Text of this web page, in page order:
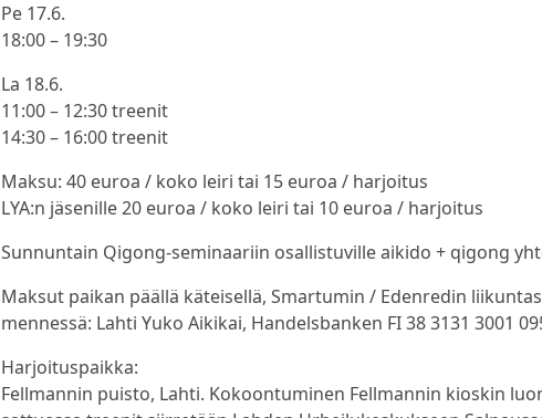
Pe 17.6.
18:00 – 19:30
La 18.6.
11:00 – 12:30 treenit
14:30 – 16:00 treenit
Maksu: 40 euroa / koko leiri tai 15 euroa / harjoitus
LYA:n jäsenille 20 euroa / koko leiri tai 10 euroa / harjoitus
Sunnuntain Qigong-seminaariin osallistuville aikido + qigong
Maksut paikan päällä käteisellä, Smartumin / Edenredin
mennessä: Lahti Yuko Aikikai, Handelsbanken FI 38 3131 3001
Harjoituspaikka:
Fellmannin puisto, Lahti. Kokoontuminen Fellmannin kioskin